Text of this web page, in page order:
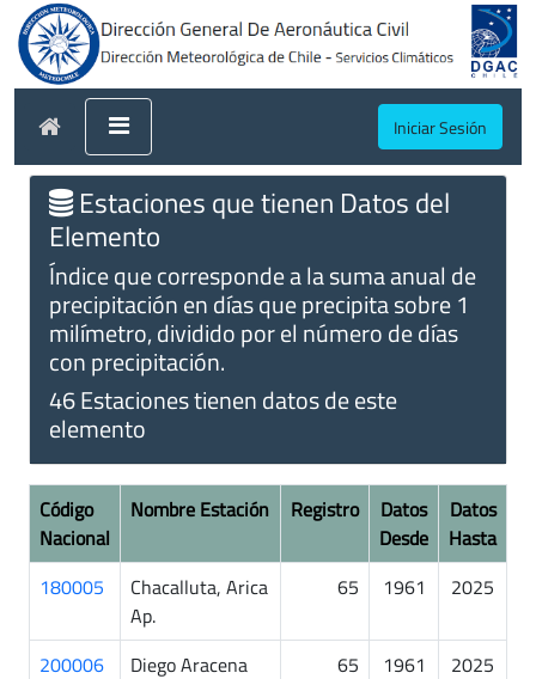
Iniciar Sesión
Estaciones que tienen Datos del
Elemento
Índice que corresponde a la suma anual de
precipitación en días que precipita sobre 1
milímetro, dividido por el número de días
con precipitación.
46 Estaciones tienen datos de este
elemento
Código
Nacional
Nombre Estación Registro
Datos
Desde
Datos
Hasta
180005
Chacalluta, Arica
Ap.
65 1961 2025
200006
Diego Aracena
65 1961 2025